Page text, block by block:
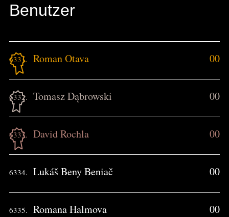
Benutzer
6331. Roman Otava 00
6332. Tomasz Dąbrowski 00
6333. David Rochla 00
6334. Lukáš Beny Beniač 00
6335. Romana Halmova 00